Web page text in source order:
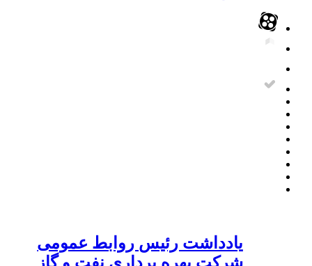
یادداشت رئیس روابط عمومی